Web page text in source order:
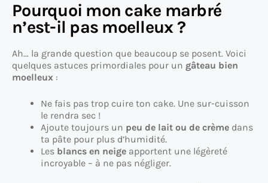
Pourquoi mon cake marbré
n’est-il pas moelleux ?
Ah… la grande question que beaucoup se posent. Voici
quelques astuces primordiales pour un gâteau bien
moelleux :
Ne fais pas trop cuire ton cake. Une sur-cuisson
le rendra sec !
Ajoute toujours un peu de lait ou de crème dans
ta pâte pour plus d’humidité.
Les blancs en neige apportent une légèreté
incroyable – à ne pas négliger.